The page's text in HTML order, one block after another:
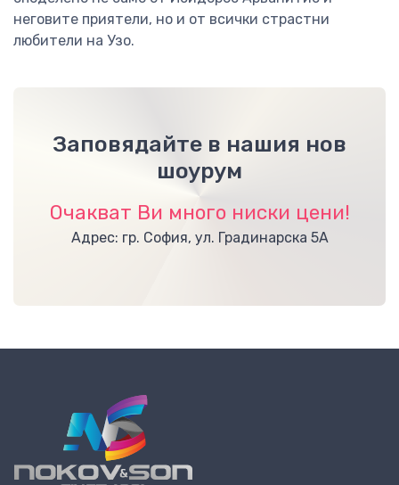
неговите приятели, но и от всички страстни
любители на Узо.
Заповядайте в нашия нов
шоурум
Очакват Ви много ниски цени!
Адрес: гр. София, ул. Градинарска 5А